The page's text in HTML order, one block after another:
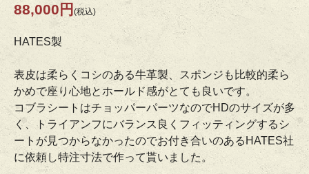
88,000円 (税込)
HATES製
表皮は柔らくコシのある牛革製、スポンジも比較的柔ら
かめで座り心地とホールド感がとても良いです。
コブラシートはチョッパーパーツなのでHDのサイズが多
く、トライアンフにバランス良くフィッティングするシ
ートが見つからなかったのでお付き合いのあるHATES社
に依頼し特注寸法で作って貰いました。